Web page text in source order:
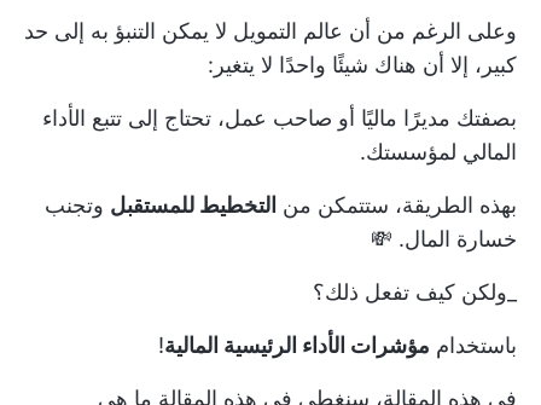
وعلى الرغم من أن عالم التمويل لا يمكن التنبؤ به إلى حد
كبير، إلا أن هناك شيئًا واحدًا لا يتغير:
بصفتك مديرًا ماليًا أو صاحب عمل، تحتاج إلى تتبع الأداء
المالي لمؤسستك.
بهذه الطريقة، ستتمكن من التخطيط للمستقبل وتجنب
خسارة المال. 💸
_ولكن كيف تفعل ذلك؟
باستخدام مؤشرات الأداء الرئيسية المالية!
في هذه المقالة، سنغطي في هذه المقالة ما هي